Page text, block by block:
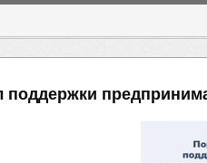
поддержки